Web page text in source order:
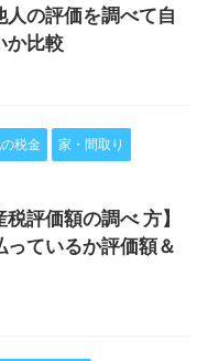
人の評価を調べて自
か比較
税金 家・間取り
税評価額の調べ 方】
ているか評価額＆